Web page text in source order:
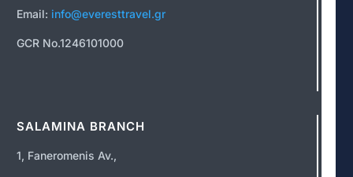
Email: info@everesttravel.gr
GCR No.1246101000
SALAMINA BRANCH
1, Faneromenis Av.,